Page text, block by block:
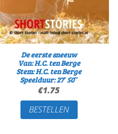
De eerste sneeuw
Van: H.C. ten Berge
Stem: H.C. ten Berge
Speelduur: 27′ 50″
€1.75
BESTELLEN